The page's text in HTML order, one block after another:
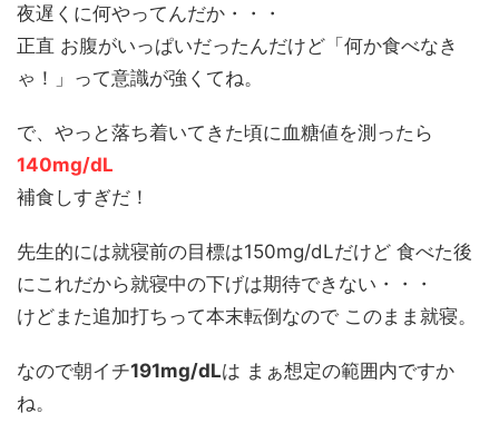
夜遅くに何やってんだか・・・
正直 お腹がいっぱいだったんだけど「何か食べなき
ゃ！」って意識が強くてね。
で、やっと落ち着いてきた頃に血糖値を測ったら
140mg/dL
補食しすぎだ！
先生的には就寝前の目標は150mg/dLだけど 食べた後
にこれだから就寝中の下げは期待できない・・・
けどまた追加打ちって本末転倒なので このまま就寝。
なので朝イチ191mg/dLは まぁ想定の範囲内ですか
ね。